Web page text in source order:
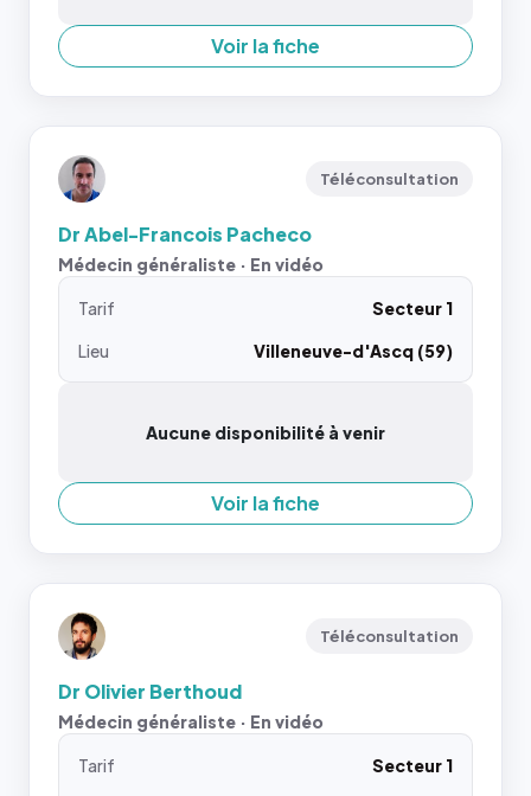
Voir la fiche
Téléconsultation
Dr Abel-Francois Pacheco
Médecin généraliste · En vidéo
Tarif
Secteur 1
Lieu
Villeneuve-d'Ascq (59)
Aucune disponibilité à venir
Voir la fiche
Téléconsultation
Dr Olivier Berthoud
Médecin généraliste · En vidéo
Tarif
Secteur 1